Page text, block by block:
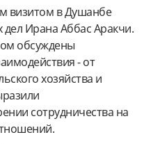
визитом в Душанбе
Ирана Аббас Аракчи.
обсуждены
- от
хозяйства и
сотрудничества на